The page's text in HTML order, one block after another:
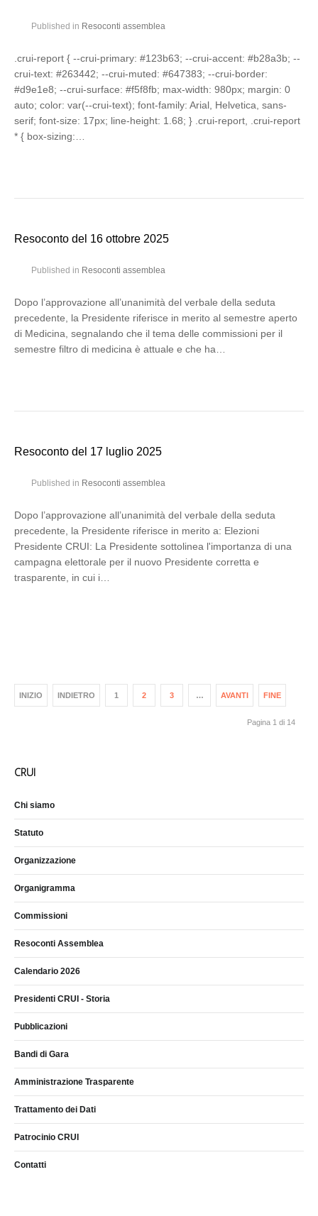
Published in Resoconti assemblea
.crui-report { --crui-primary: #123b63; --crui-accent: #b28a3b; --
crui-text: #263442; --crui-muted: #647383; --crui-border:
#d9e1e8; --crui-surface: #f5f8fb; max-width: 980px; margin: 0
auto; color: var(--crui-text); font-family: Arial, Helvetica, sans-
serif; font-size: 17px; line-height: 1.68; } .crui-report, .crui-report
* { box-sizing:…
Resoconto del 16 ottobre 2025
Published in Resoconti assemblea
Dopo l’approvazione all’unanimità del verbale della seduta
precedente, la Presidente riferisce in merito al semestre aperto
di Medicina, segnalando che il tema delle commissioni per il
semestre filtro di medicina è attuale e che ha…
Resoconto del 17 luglio 2025
Published in Resoconti assemblea
Dopo l’approvazione all’unanimità del verbale della seduta
precedente, la Presidente riferisce in merito a: Elezioni
Presidente CRUI: La Presidente sottolinea l'importanza di una
campagna elettorale per il nuovo Presidente corretta e
trasparente, in cui i…
INIZIO INDIETRO 1 2 3 … AVANTI FINE
Pagina 1 di 14
CRUI
Chi siamo
Statuto
Organizzazione
Organigramma
Commissioni
Resoconti Assemblea
Calendario 2026
Presidenti CRUI - Storia
Pubblicazioni
Bandi di Gara
Amministrazione Trasparente
Trattamento dei Dati
Patrocinio CRUI
Contatti